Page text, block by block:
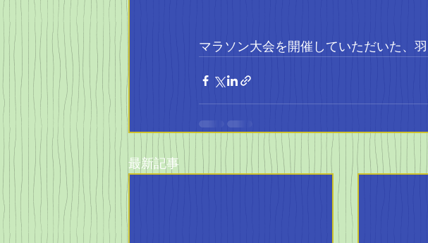
マラソン大会を開催していただいた、
最新記事